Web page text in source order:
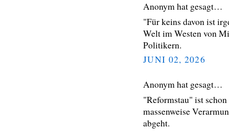
Anonym hat gesagt…
"Für keins davon ist
Welt im Westen von
Politikern.
JUNI 02, 2026
Anonym hat gesagt…
"Reformstau" ist
massenweise
abgeht.